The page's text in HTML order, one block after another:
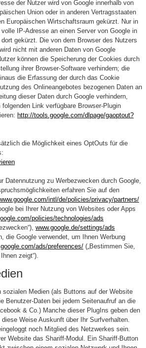
der Nutzer wird von Google innerhalb von
Union oder in anderen Vertragsstaaten
Europäischen Wirtschaftsraum gekürzt. Nur in
IP-Adresse an einen Server von Google in
gekürzt. Die von dem Browser des Nutzers
nicht mit anderen Daten von Google
können die Speicherung der Cookies durch
ihrer Browser-Software verhindern; die
die Erfassung der durch das Cookie
des Onlineangebotes bezogenen Daten an
dieser Daten durch Google verhindern,
Link verfügbare Browser-Plugin
http://tools.google.com/dlpage/gaoptout?
die Möglichkeit eines OptOuts für die
Datennutzung zu Werbezwecken durch Google,
erfahren Sie auf den
intl/de/policies/privacy/partners/
bei Ihrer Nutzung von Websites oder Apps
policies/technologies/ads
www.google.de/settings/ads
die Google verwendet, um Ihnen Werbung
ads/preferences/(„Bestimmen Sie,
zeigt“).
sozialen Medien (als Buttons auf der Website
Benutzer-Daten bei jedem Seitenaufruf an die
& Co.) Manche dieser PlugIns geben den
Weise Auskunft über Ihr Surfverhalten.
noch Mitglied des Netzwerkes sein.
Website das Shariff-Modul. Ein Shariff-Button